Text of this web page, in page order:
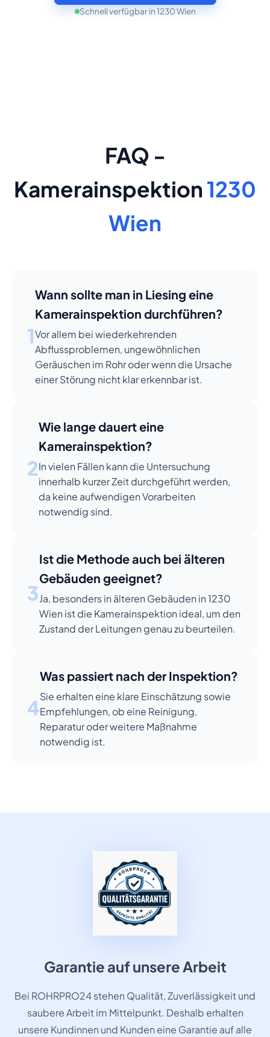
Schnell verfügbar in 1230 Wien
FAQ -
Kamerainspektion1230
Wien
1
Wann sollte man in Liesing eine
Kamerainspektion durchführen?
Vor allem bei wiederkehrenden
Abflussproblemen, ungewöhnlichen
Geräuschen im Rohr oder wenn die Ursache
einer Störung nicht klar erkennbar ist.
2
Wie lange dauert eine
Kamerainspektion?
In vielen Fällen kann die Untersuchung
innerhalb kurzer Zeit durchgeführt werden,
da keine aufwendigen Vorarbeiten
notwendig sind.
3
Ist die Methode auch bei älteren
Gebäuden geeignet?
Ja, besonders in älteren Gebäuden in 1230
Wien ist die Kamerainspektion ideal, um den
Zustand der Leitungen genau zu beurteilen.
4
Was passiert nach der Inspektion?
Sie erhalten eine klare Einschätzung sowie
Empfehlungen, ob eine Reinigung,
Reparatur oder weitere Maßnahme
notwendig ist.
Garantie auf unsere Arbeit
Bei ROHRPRO24 stehen Qualität, Zuverlässigkeit und
saubere Arbeit im Mittelpunkt. Deshalb erhalten
unsere Kundinnen und Kunden eine Garantie auf alle